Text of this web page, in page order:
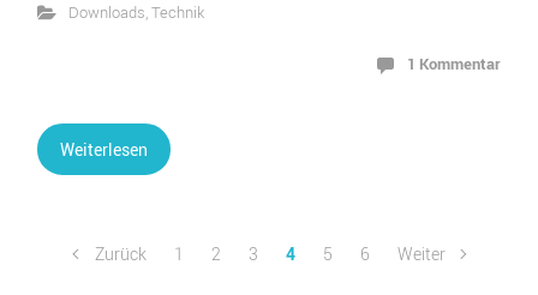
Downloads,Technik
1 Kommentar
Weiterlesen
Zurück 1 2 3 4 5 6 Weiter